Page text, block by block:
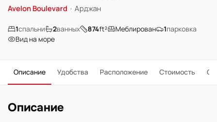
Avelon Boulevard · Арджан
1спальни 2ванных 874ft² Меблирован 1парковка
Вид на море
Описание Удобства Расположение Стоимость О
Описание